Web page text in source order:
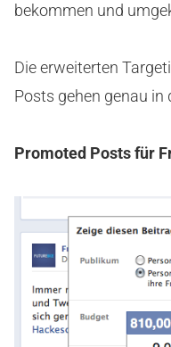
bekommen und
Die erweiterten
Posts gehen genau in
Promoted Posts für